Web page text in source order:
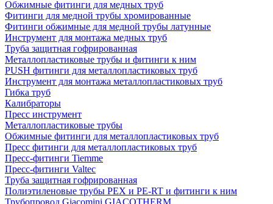
Обжимные фитинги для медных труб
Фитинги для медной трубы хромированные
Фитинги обжимные для медной трубы латунные
Инструмент для монтажа медных труб
Труба защитная гофрированная
Металлопластиковые трубы и фитинги к ним
PUSH фитинги для металлопластиковых труб
Инструмент для монтажа металлопластиковых труб
Гибка труб
Калибраторы
Пресс инструмент
Металлопластиковые трубы
Обжимные фитинги для металлопластиковых труб
Пресс фитинги для металлопластиковых труб
Пресс-фитинги Tiemme
Пресс-фитинги Valtec
Труба защитная гофрированная
Полиэтиленовые трубы PEX и PE-RT и фитинги к ним
Трубопровод Giacomini GIACOTHERM